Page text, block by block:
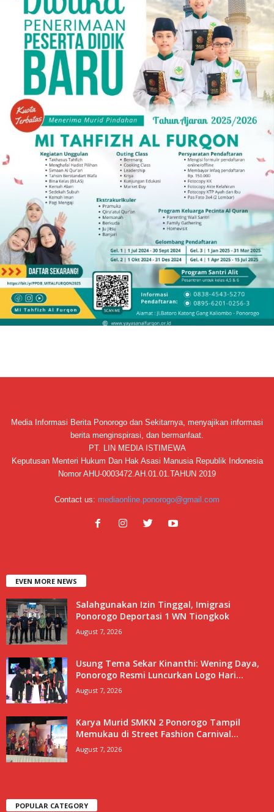
Media Informasi Berita Ponorogo dan Sekitarnya, menyajikan informasi
berita menginspirasi, dan bermanfaat.
PT. LIN MEDIA ISTIMEWA
Keputusan Menteri Hukum Dan Hak Asasi Manusia Republik Indonesia
Nomor AHU-0003472.AH.01.01.TAHUN 2019
Contact us: mediaonline.ponorogo@gmail.com
EVEN MORE NEWS
Salahgunakan Izin Tinggal, Imigrasi
Ponorogo Deportasi 1 WN Tiongkok
August 7, 2026
Usung Tema Sekar Kinanthi: Wening Daya,
Ponorogo Resmi Luncurkan Logo Hari...
August 7, 2026
Karya Murid SMKN 2 Ponorogo Tampil
Memukau di Street Fashion Carnival...
August 7, 2026
POPULAR CATEGORY